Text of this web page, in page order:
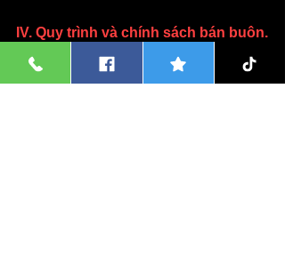
IV. Quy trình và chính sách bán buôn.
A. Quy trình đặt hàng và giao nhận: